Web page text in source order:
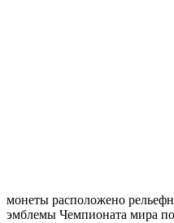
монеты расположено
эмблемы Чемпионата мира